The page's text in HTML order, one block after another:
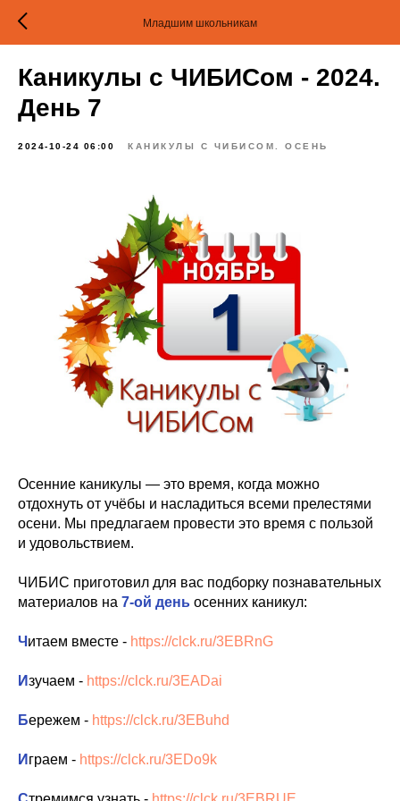
Младшим школьникам
Каникулы с ЧИБИСом - 2024.
День 7
2024-10-24 06:00 КАНИКУЛЫ С ЧИБИСОМ. ОСЕНЬ
Осенние каникулы — это время, когда можно
отдохнуть от учёбы и насладиться всеми прелестями
осени. Мы предлагаем провести это время с пользой
и удовольствием.
ЧИБИС приготовил для вас подборку познавательных
материалов на 7-ой день осенних каникул:
Ч итаем вместе - https://clck.ru/3EBRnG
Изучаем - https://clck.ru/3EADai
Бережем - https://clck.ru/3EBuhd
И граем - https://clck.ru/3EDo9k